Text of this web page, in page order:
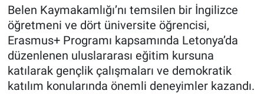
Belen Kaymakamlığı’nı temsilen bir İngilizce
öğretmeni ve dört üniversite öğrencisi,
Erasmus+ Programı kapsamında Letonya’da
düzenlenen uluslararası eğitim kursuna
katılarak gençlik çalışmaları ve demokratik
katılım konularında önemli deneyimler kazandı.